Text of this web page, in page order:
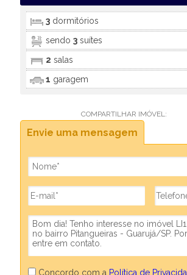
3 dormitórios
sendo3 suítes
2 salas
1 garagem
COMPARTILHAR IMÓVEL:
Envie uma mensagem
Concordo com a Política de